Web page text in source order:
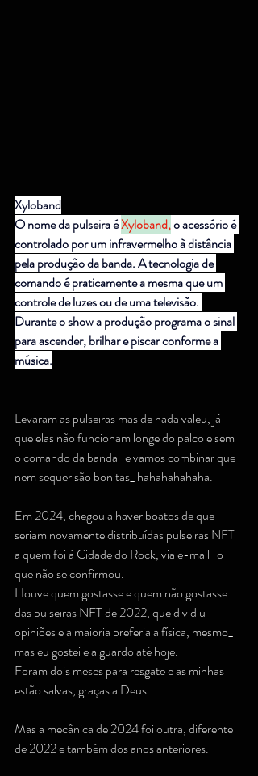
Xyloband
O nome da pulseira é Xyloband, o acessório é
controlado por um infravermelho à distância
pela produção da banda. A tecnologia de
comando é praticamente a mesma que um
controle de luzes ou de uma televisão.
Durante o show a produção programa o sinal
para ascender, brilhar e piscar conforme a
música.
Levaram as pulseiras mas de nada valeu, já
que elas não funcionam longe do palco e sem
o comando da banda_ e vamos combinar que
nem sequer são bonitas_ hahahahahaha.
Em 2024, chegou a haver boatos de que
seriam novamente distribuídas pulseiras NFT
a quem foi à Cidade do Rock, via e-mail_ o
que não se confirmou.
Houve quem gostasse e quem não gostasse
das pulseiras NFT de 2022, que dividiu
opiniões e a maioria preferia a física, mesmo_
mas eu gostei e a guardo até hoje.
Foram dois meses para resgate e as minhas
estão salvas, graças a Deus.
Mas a mecânica de 2024 foi outra, diferente
de 2022 e também dos anos anteriores.